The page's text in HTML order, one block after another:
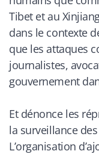
Tibet et au
dans le contexte
que les attaques
journalistes,
gouvernement
Et dénonce les
la surveillance
L’organisation